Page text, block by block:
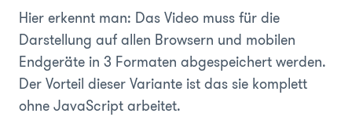
Hier erkennt man: Das Video muss für die
Darstellung auf allen Browsern und mobilen
Endgeräte in 3 Formaten abgespeichert werden.
Der Vorteil dieser Variante ist das sie komplett
ohne JavaScript arbeitet.